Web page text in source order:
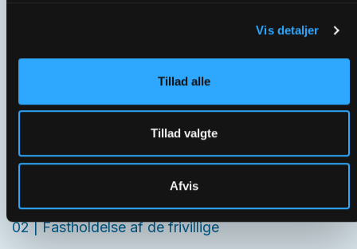
Vis detaljer
Tillad alle
Tillad valgte
Afvis
02 | Fastholdelse af de frivillige